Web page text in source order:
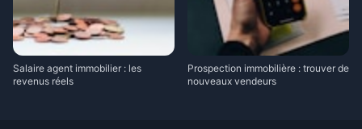
Salaire agent immobilier : les
revenus réels
Prospection immobilière : trouver de
nouveaux vendeurs